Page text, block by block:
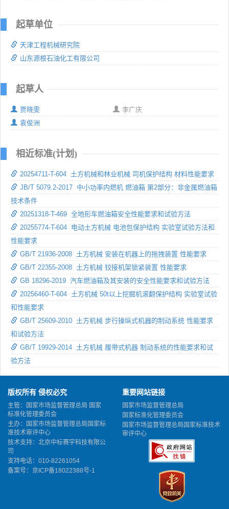
起草单位
天津工程机械研究院
山东源根石油化工有限公司
起草人
贾晓雯
李广庆
袁俊洲
相近标准(计划)
20254711-T-604 土方机械和林业机械 司机保护结构 材料性能要求
JB/T 5079.2-2017 中小功率内燃机 燃油箱 第2部分：非金属燃油箱
技术条件
20251318-T-469 全地形车燃油箱安全性能要求和试验方法
20255774-T-604 电动土方机械 电池包保护结构 实验室试验方法和
性能要求
GB/T 21936-2008 土方机械 安装在机器上的拖拽装置 性能要求
GB/T 22355-2008 土方机械 铰接机架锁紧装置 性能要求
GB 18296-2019 汽车燃油箱及其安装的安全性能要求和试验方法
20256460-T-604 土方机械 50t以上挖掘机滚翻保护结构 实验室试验
和性能要求
GB/T 25609-2010 土方机械 步行操纵式机器的制动系统 性能要求
和试验方法
GB/T 19929-2014 土方机械 履带式机器 制动系统的性能要求和试
验方法
版权所有 侵权必究
主管：国家市场监督管理总局 国家
标准化管理委员会
主办：国家市场监督管理总局国家标
准技术审评中心
技术支持：北京中标赛宇科技有限公
司
支持电话：010-82261054
备案号： 京ICP备18022388号-1
重要网站链接
国家市场监督管理总局
国家标准化管理委员会
国家市场监督管理总局国家标准技术
审评中心